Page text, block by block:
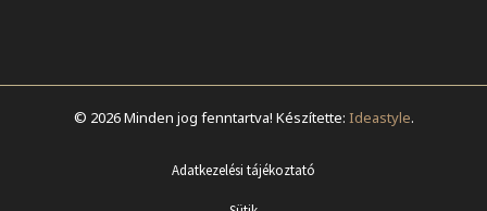
© 2026 Minden jog fenntartva! Készítette: Ideastyle.
Adatkezelési tájékoztató